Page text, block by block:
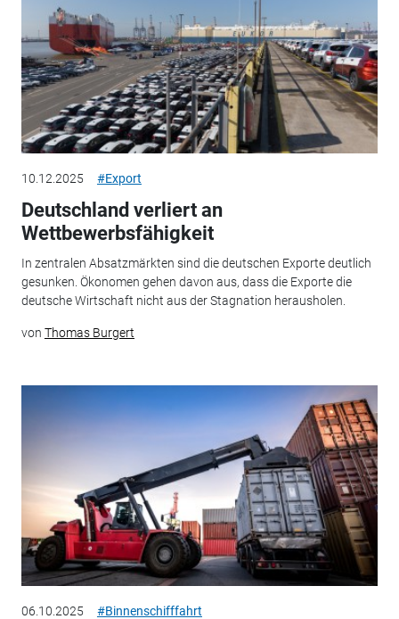
10.12.2025 #Export
Deutschland verliert an
Wettbewerbsfähigkeit
In zentralen Absatzmärkten sind die deutschen Exporte deutlich
gesunken. Ökonomen gehen davon aus, dass die Exporte die
deutsche Wirtschaft nicht aus der Stagnation herausholen.
von Thomas Burgert
06.10.2025 #Binnenschifffahrt